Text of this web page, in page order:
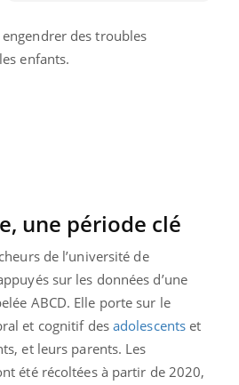
des troubles
enfants.
une période clé
de l’université de
sur les données d’une
ABCD. Elle porte sur le
et cognitif des adolescents et
et leurs parents. Les
été récoltées à partir de 2020,